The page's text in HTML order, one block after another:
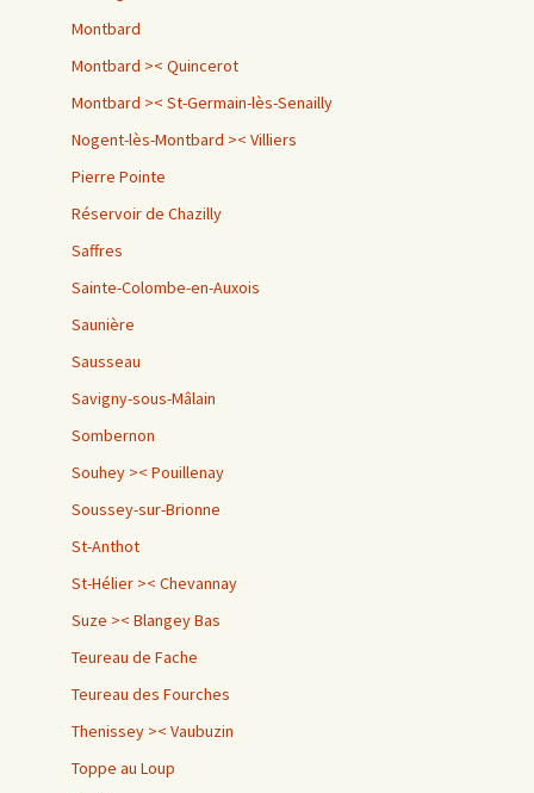
Montbard
Montbard >< Quincerot
Montbard >< St-Germain-lès-Senailly
Nogent-lès-Montbard >< Villiers
Pierre Pointe
Réservoir de Chazilly
Saffres
Sainte-Colombe-en-Auxois
Saunière
Sausseau
Savigny-sous-Mâlain
Sombernon
Souhey >< Pouillenay
Soussey-sur-Brionne
St-Anthot
St-Hélier >< Chevannay
Suze >< Blangey Bas
Teureau de Fache
Teureau des Fourches
Thenissey >< Vaubuzin
Toppe au Loup